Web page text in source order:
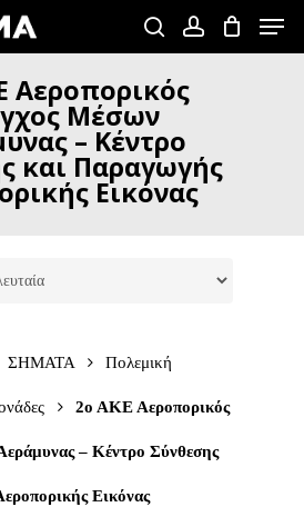
searchaccount
Menu
Αεροπορικός
Μέσων
– Κέντρο
και Παραγωγής
Εικόνας
ΣΗΜΑΤΑ Πολεμική
2ο ΑΚΕ Αεροπορικός
– Κέντρο Σύνθεσης
Εικόνας